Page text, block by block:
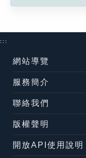
:::
網站導覽
服務簡介
聯絡我們
版權聲明
開放API使用說明